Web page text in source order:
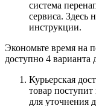
система
сервиса. Здесь
инструкции.
Экономьте время на
доступно 4 варианта
Курьерская
товар поступит
для уточнения